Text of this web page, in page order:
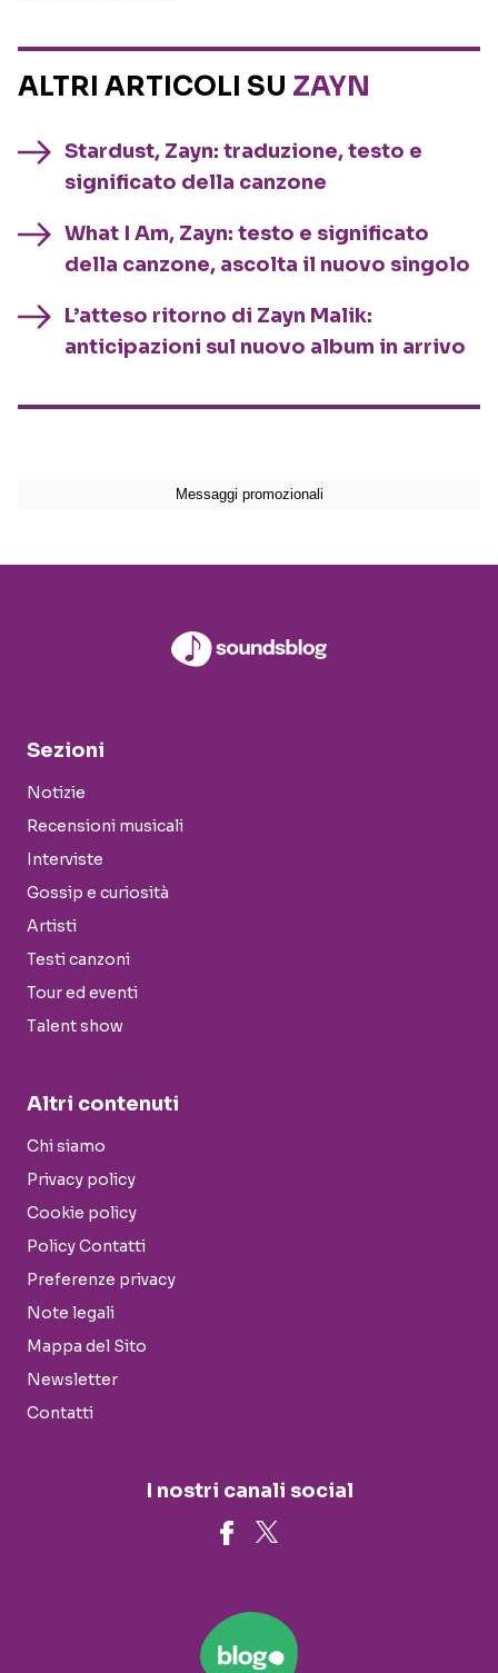
ALTRI ARTICOLI SU ZAYN
Stardust, Zayn: traduzione, testo e
significato della canzone
What I Am, Zayn: testo e significato
della canzone, ascolta il nuovo singolo
L’atteso ritorno di Zayn Malik:
anticipazioni sul nuovo album in arrivo
Sezioni
Notizie
Recensioni musicali
Interviste
Gossip e curiosità
Artisti
Testi canzoni
Tour ed eventi
Talent show
Altri contenuti
Chi siamo
Privacy policy
Cookie policy
Policy Contatti
Preferenze privacy
Note legali
Mappa del Sito
Newsletter
Contatti
I nostri canali social